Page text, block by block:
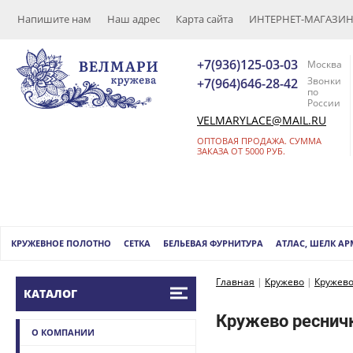
Напишите нам Наш адрес Карта сайта ИНТЕРНЕТ-МАГАЗИН
+7(936)125-03-03 Москва
+7(964)646-28-42
Звонки
по
России
VELMARYLACE@MAIL.RU
ОПТОВАЯ ПРОДАЖА. СУММА
ЗАКАЗА ОТ 5000 РУБ.
КРУЖЕВНОЕ ПОЛОТНО СЕТКА БЕЛЬЕВАЯ ФУРНИТУРА АТЛАС, ШЕЛК
КАТАЛОГ
О КОМПАНИИ
Главная | Кружево |
Кружево